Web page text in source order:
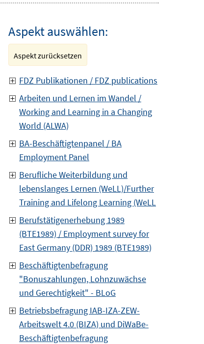
Aspekt auswählen:
Aspekt zurücksetzen
FDZ Publikationen / FDZ publications
Arbeiten und Lernen im Wandel /
Working and Learning in a Changing
World (ALWA)
BA-Beschäftigtenpanel / BA
Employment Panel
Berufliche Weiterbildung und
lebenslanges Lernen (WeLL)/Further
Training and Lifelong Learning (WeLL
Berufstätigenerhebung 1989
(BTE1989) / Employment survey for
East Germany (DDR) 1989 (BTE1989)
Beschäftigtenbefragung
"Bonuszahlungen, Lohnzuwächse
und Gerechtigkeit" - BLoG
Betriebsbefragung IAB-IZA-ZEW-
Arbeitswelt 4.0 (BIZA) und DiWaBe-
Beschäftigtenbefragung